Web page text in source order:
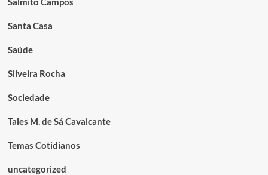
Santa Casa
Saúde
Silveira Rocha
Sociedade
Tales M. de Sá Cavalcante
Temas Cotidianos
uncategorized